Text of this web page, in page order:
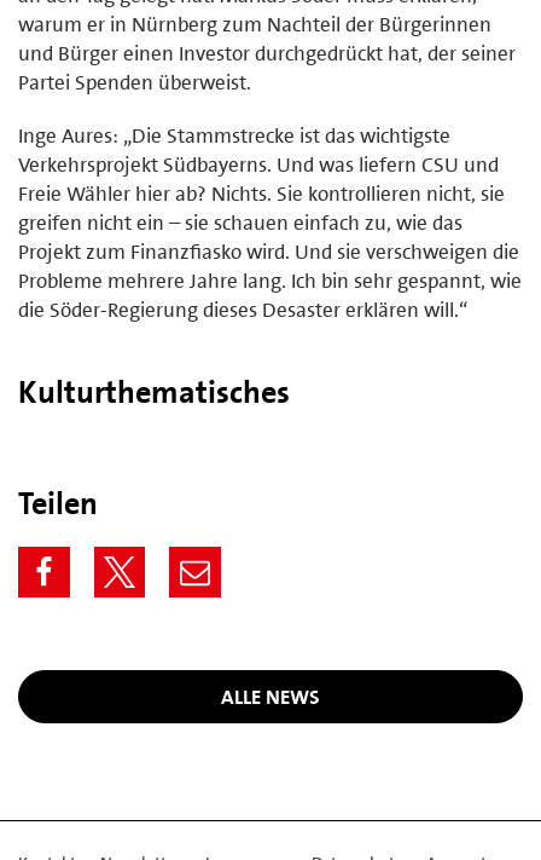
warum er in Nürnberg zum Nachteil der Bürgerinnen
und Bürger einen Investor durchgedrückt hat, der seiner
Partei Spenden überweist.
Inge Aures: „Die Stammstrecke ist das wichtigste
Verkehrsprojekt Südbayerns. Und was liefern CSU und
Freie Wähler hier ab? Nichts. Sie kontrollieren nicht, sie
greifen nicht ein – sie schauen einfach zu, wie das
Projekt zum Finanzfiasko wird. Und sie verschweigen die
Probleme mehrere Jahre lang. Ich bin sehr gespannt, wie
die Söder-Regierung dieses Desaster erklären will.“
Kulturthematisches
Teilen
ALLE NEWS